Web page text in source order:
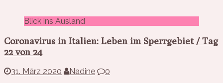
Blick ins Ausland
Coronavirus in Italien: Leben im Sperrgebiet / Tag
22 von 24
31. März 2020 Nadine
0